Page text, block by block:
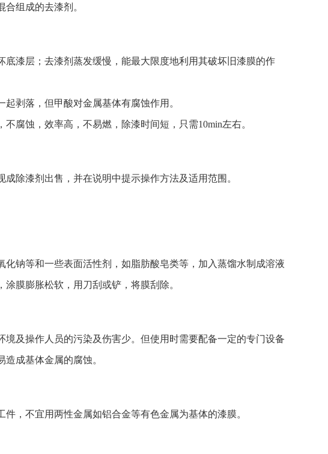
组成的去漆剂。
层；去漆剂蒸发缓慢，能最大限度地利用其破坏旧漆膜的作
落，但甲酸对金属基体有腐蚀作用。
蚀，效率高，不易燃，除漆时间短，只需10min左右。
漆剂出售，并在说明中提示操作方法及适用范围。
钠等和一些表面活性剂，如脂肪酸皂类等，加入蒸馏水制成溶液
膜膨胀松软，用刀刮或铲，将膜刮除。
及操作人员的污染及伤害少。但使用时需要配备一定的专门设备
成基体金属的腐蚀。
不宜用两性金属如铝合金等有色金属为基体的漆膜。